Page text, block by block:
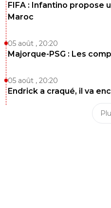
FIFA : Infantino propose
Maroc
05 août , 20:20
Majorque-PSG : Les
05 août , 20:20
Endrick a craqué, il va